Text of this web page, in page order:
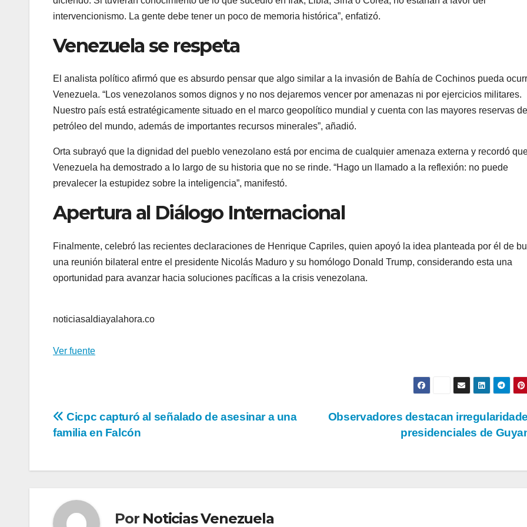
intervencionismo. La gente debe tener un poco de memoria histórica”, enfatizó.
Venezuela se respeta
El analista político afirmó que es absurdo pensar que algo similar a la invasión de Bahía de Cochinos pueda
Venezuela. “Los venezolanos somos dignos y no nos dejaremos vencer por amenazas ni por ejercicios militares.
Nuestro país está estratégicamente situado en el marco geopolítico mundial y cuenta con las mayores reservas de
petróleo del mundo, además de importantes recursos minerales”, añadió.
Orta subrayó que la dignidad del pueblo venezolano está por encima de cualquier amenaza externa y recordó
Venezuela ha demostrado a lo largo de su historia que no se rinde. “Hago un llamado a la reflexión: no puede
prevalecer la estupidez sobre la inteligencia”, manifestó.
Apertura al Diálogo Internacional
Finalmente, celebró las recientes declaraciones de Henrique Capriles, quien apoyó la idea planteada por él de
una reunión bilateral entre el presidente Nicolás Maduro y su homólogo Donald Trump, considerando esta una
oportunidad para avanzar hacia soluciones pacíficas a la crisis venezolana.
noticiasaldiayalahora.co
Ver fuente
Navegación
entradas
Observadores destacan
presidenciales de
Cicpc capturó al señalado de asesinar a una
familia en Falcón
Por Noticias Venezuela